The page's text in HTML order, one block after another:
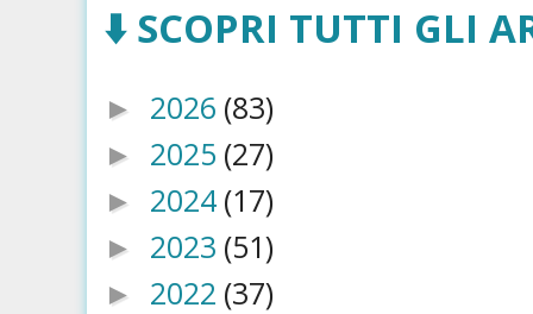
⬇️ SCOPRI TUTTI GLI
► 2026 (83)
► 2025 (27)
► 2024 (17)
► 2023 (51)
► 2022 (37)